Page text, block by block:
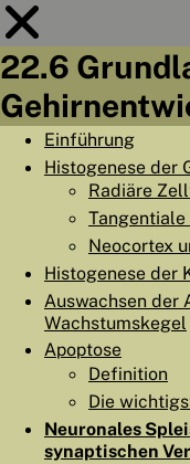
22.6
Einführung
Histogenese der
Radiäre
Neocortex
Histogenese der
Auswachsen der
Wachstumskegel
Apoptose
Definition
Die
Neuronales
synaptischen